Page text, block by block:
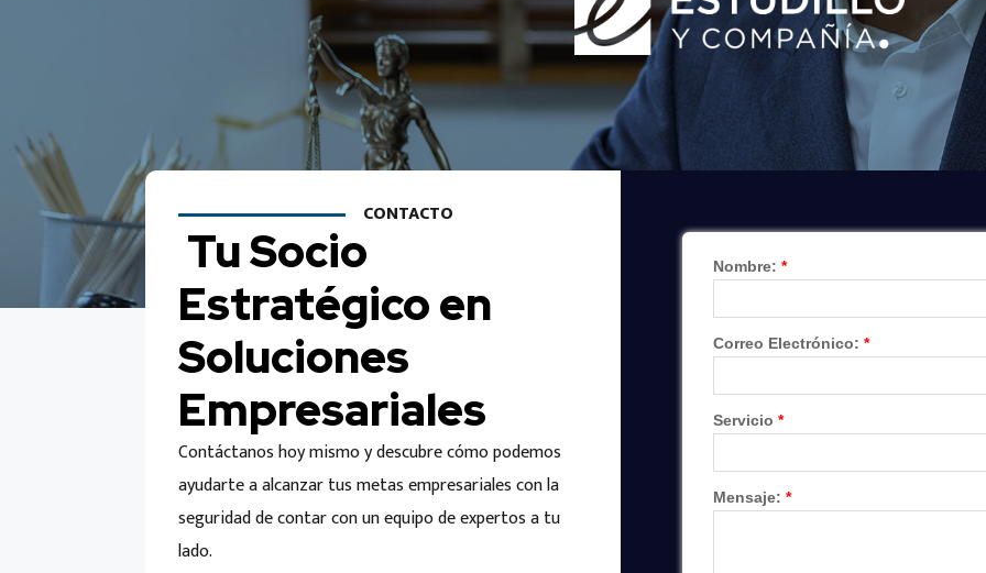
CONTACTO
Tu Socio
Estratégico en
Soluciones
Empresariales
Contáctanos hoy mismo y descubre cómo podemos
ayudarte a alcanzar tus metas empresariales con la
seguridad de contar con un equipo de expertos a tu
lado.